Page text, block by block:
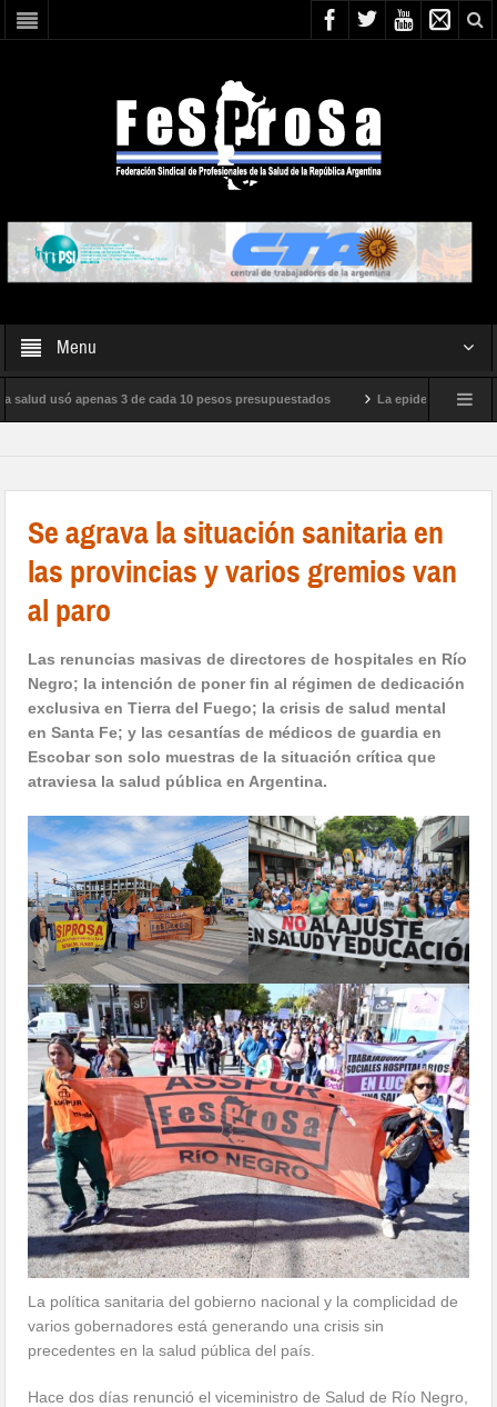
Menu
usó apenas 3 de cada 10 pesos presupuestados La epidemia de
Se agrava la situación sanitaria en
las provincias y varios gremios van
al paro
Las renuncias masivas de directores de hospitales en Río
Negro; la intención de poner fin al régimen de dedicación
exclusiva en Tierra del Fuego; la crisis de salud mental
en Santa Fe; y las cesantías de médicos de guardia en
Escobar son solo muestras de la situación crítica que
atraviesa la salud pública en Argentina.
La política sanitaria del gobierno nacional y la complicidad de
varios gobernadores está generando una crisis sin
precedentes en la salud pública del país.
Hace dos días renunció el viceministro de Salud de Río Negro,